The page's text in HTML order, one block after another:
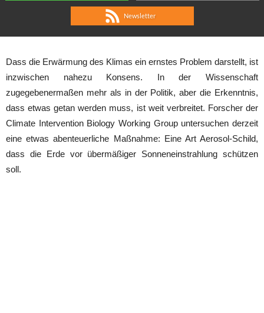
Newsletter
Dass die Erwärmung des Klimas ein ernstes Problem darstellt, ist
inzwischen nahezu Konsens. In der Wissenschaft
zugegebenermaßen mehr als in der Politik, aber die Erkenntnis,
dass etwas getan werden muss, ist weit verbreitet. Forscher der
Climate Intervention Biology Working Group untersuchen derzeit
eine etwas abenteuerliche Maßnahme: Eine Art Aerosol-Schild,
dass die Erde vor übermäßiger Sonneneinstrahlung schützen
soll.